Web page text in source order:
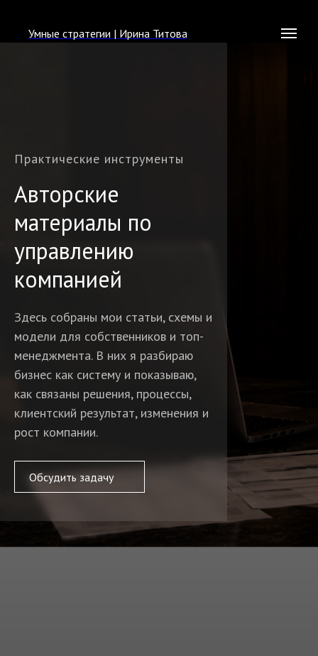
Умные стратегии | Ирина Титова
Обсудить задачу
Здесь собраны мои статьи, схемы и
модели для собственников и топ-
менеджмента. В них я разбираю
бизнес как систему и показываю,
как связаны решения, процессы,
клиентский результат, изменения и
рост компании.
Авторские
материалы по
управлению
компанией
Практические инструменты